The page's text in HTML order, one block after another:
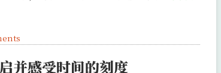
并感受时间的刻度